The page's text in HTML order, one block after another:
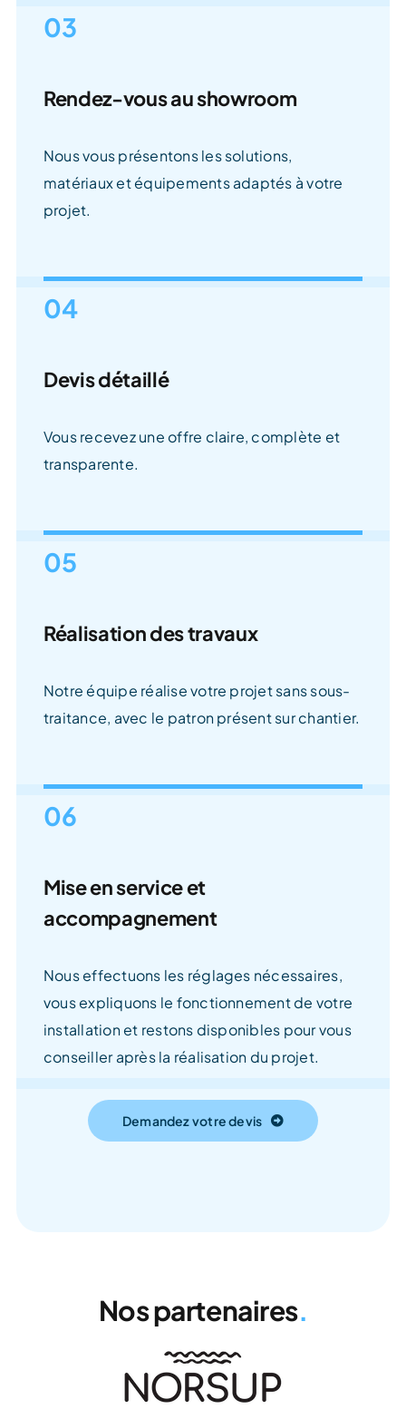
03
Rendez-vous au showroom
Nous vous présentons les solutions,
matériaux et équipements adaptés à votre
projet.
04
Devis détaillé
Vous recevez une offre claire, complète et
transparente.
05
Réalisation des travaux
Notre équipe réalise votre projet sans sous-
traitance, avec le patron présent sur chantier.
06
Mise en service et
accompagnement
Nous effectuons les réglages nécessaires,
vous expliquons le fonctionnement de votre
installation et restons disponibles pour vous
conseiller après la réalisation du projet.
Demandez votre devis
Nos partenaires.